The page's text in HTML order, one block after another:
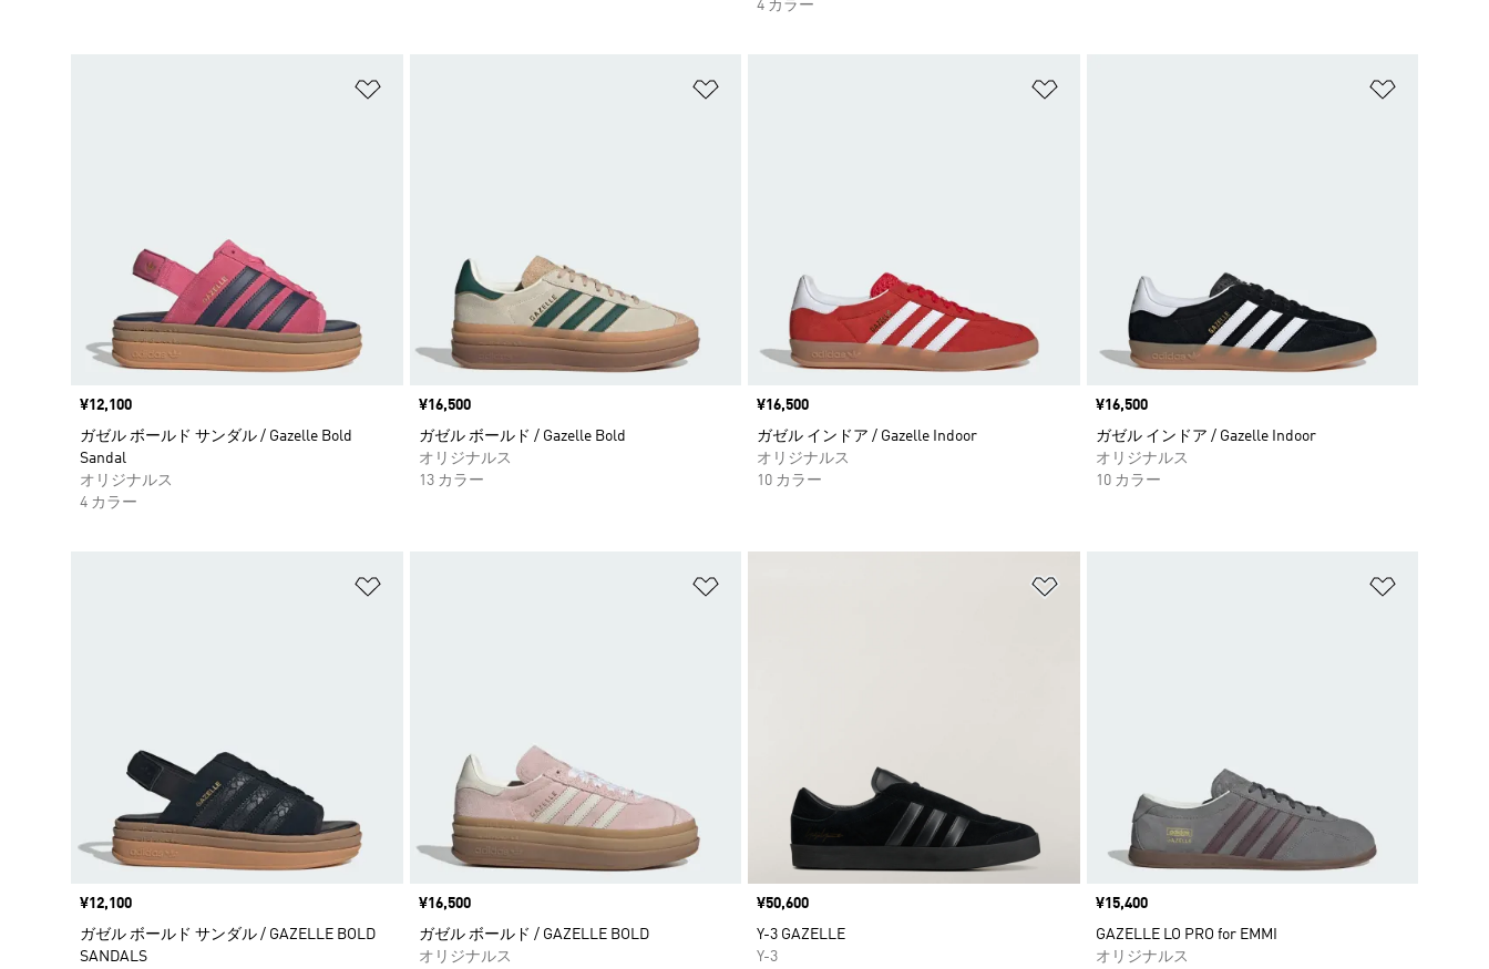
4 カラー
価格
¥12,100
ガゼル ボールド サンダル / Gazelle Bold
Sandal
オリジナルス
4 カラー
価格
¥16,500
ガゼル ボールド / Gazelle Bold
オリジナルス
13 カラー
価格
¥16,500
ガゼル インドア / Gazelle Indoor
オリジナルス
10 カラー
価格
¥16,500
ガゼル インドア / Gazelle Indoor
オリジナルス
10 カラー
価格
¥12,100
ガゼル ボールド サンダル / GAZELLE BOLD
SANDALS
価格
¥16,500
ガゼル ボールド / GAZELLE BOLD
オリジナルス
価格
¥50,600
Y-3 GAZELLE
Y-3
価格
¥15,400
GAZELLE LO PRO for EMMI
オリジナルス